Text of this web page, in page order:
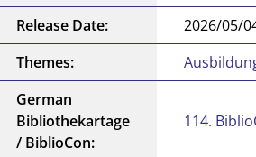
Release Date:
2026/05/
Themes:
German
Bibliothekartage
/ BiblioCon:
114.